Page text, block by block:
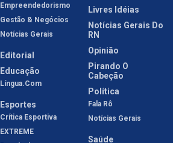
Empreendedorismo
Gestão & Negócios
Notícias Gerais
Editorial
Educação
Língua.com
Esportes
Crítica Esportiva
EXTREME
Livres Idéias
Notícias Gerais Do
RN
Opinião
Pirando O
Cabeção
Política
Fala Rô
Notícias Gerais
Saúde